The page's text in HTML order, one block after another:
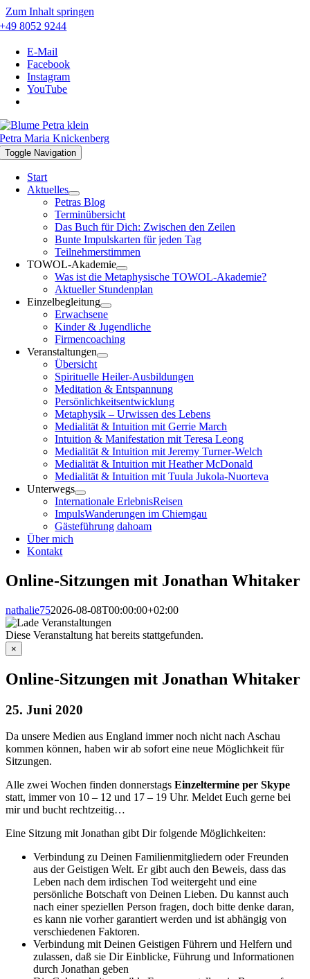
Zum Inhalt springen
+49 8052 9244
E-Mail
Facebook
Instagram
YouTube
Petra Maria Knickenberg
Toggle Navigation
Start
Aktuelles
Petras Blog
Terminübersicht
Das Buch für Dich: Zwischen den Zeilen
Bunte Impulskarten für jeden Tag
Teilnehmerstimmen
TOWOL-Akademie
Was ist die Metaphysische TOWOL-Akademie?
Aktueller Stundenplan
Einzelbegleitung
Erwachsene
Kinder & Jugendliche
Firmencoaching
Veranstaltungen
Übersicht
Spirituelle Heiler-Ausbildungen
Meditation & Entspannung
Persönlichkeitsentwicklung
Metaphysik – Urwissen des Lebens
Medialität & Intuition mit Gerrie March
Intuition & Manifestation mit Teresa Leong
Medialität & Intuition mit Jeremy Turner-Welch
Medialität & Intuition mit Heather McDonald
Medialität & Intuition mit Tuula Jukola-Nuorteva
Unterwegs
Internationale ErlebnisReisen
ImpulsWanderungen im Chiemgau
Gästeführung dahoam
Über mich
Kontakt
Online-Sitzungen mit Jonathan Whitaker
nathalie752026-08-08T00:00:00+02:00
Diese Veranstaltung hat bereits stattgefunden.
×
Online-Sitzungen mit Jonathan Whitaker
25. Juni 2020
Da unsere Medien aus England immer noch nicht nach Aschau
kommen können, haben wir ab sofort eine neue Möglichkeit für
Sitzungen.
Alle zwei Wochen finden donnerstags Einzeltermine per Skype
statt, immer von 10 – 12 und 17 – 19 Uhr. Meldet Euch gerne bei
mir und bucht rechtzeitig…
Eine Sitzung mit Jonathan gibt Dir folgende Möglichkeiten:
Verbindung zu Deinen Familienmitgliedern oder Freunden
aus der Geistigen Welt. Er gibt auch den Beweis, dass das
Leben nach dem irdischen Tod weitergeht und eine
persönliche Botschaft von Deinen Lieben. Du kannst auch
nach einer speziellen Person fragen, doch bitte denke daran,
es kann nie vorher garantiert werden und ist abhängig von
verschiedenen Faktoren.
Verbindung mit Deinen Geistigen Führern und Helfern und
zulassen, daß sie Dir Einblicke, Führung und Informationen
durch Jonathan geben